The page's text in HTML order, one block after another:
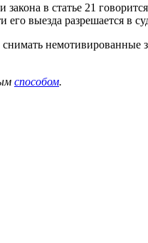
в статье 21
выезда разрешается в
немотивированные
способом.